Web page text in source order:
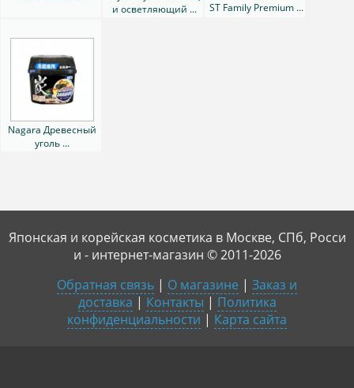
и осветляющий ...
ST Family Premium ...
Nagara Древесный
уголь ...
Японская и корейская косметика в Москве, СПб, Росси
и - интернет-магазин © 2011-2026
Обратная связь | О магазине | Заказ и
доставка | Контакты | Политика
конфиденциальности | Карта сайта